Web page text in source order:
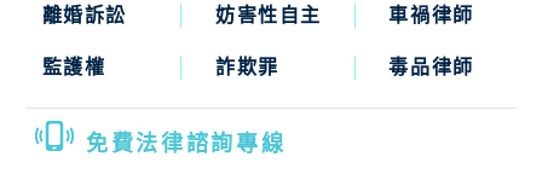
離婚訴訟 妨害性自主 車禍律師
監護權 詐欺罪 毒品律師
免費法律諮詢專線